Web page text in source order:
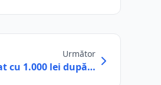
Următor
cu 1.000 lei după…